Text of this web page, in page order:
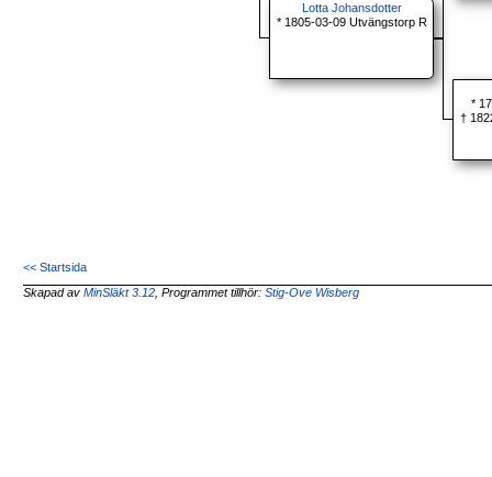
Lotta Johansdotter
* 1805-03-09 Utvängstorp R
*
†
<< Startsida
Skapad avMinSläkt 3.12 , Programmet tillhör:Stig-Ove Wisberg